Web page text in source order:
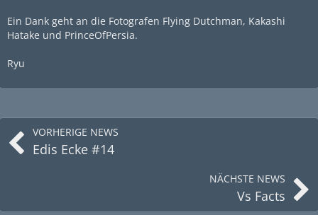
Ein Dank geht an die Fotografen Flying Dutchman, Kakashi
Hatake und PrinceOfPersia.
Ryu
VORHERIGE NEWS
Edis Ecke #14
NÄCHSTE NEWS
Vs Facts